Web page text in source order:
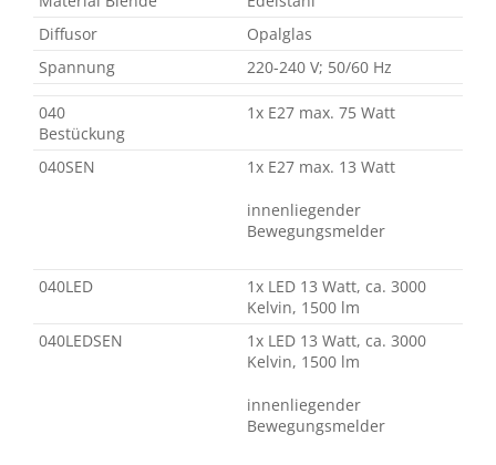
Diffusor
Opalglas
Spannung
220-240 V; 50/60 Hz
040
Bestückung
1x E27 max. 75 Watt
040SEN 1x E27 max. 13 Watt
innenliegender
Bewegungsmelder
040LED
1x LED 13 Watt, ca. 3000
Kelvin, 1500 lm
040LEDSEN
1x LED 13 Watt, ca. 3000
Kelvin, 1500 lm
innenliegender
Bewegungsmelder